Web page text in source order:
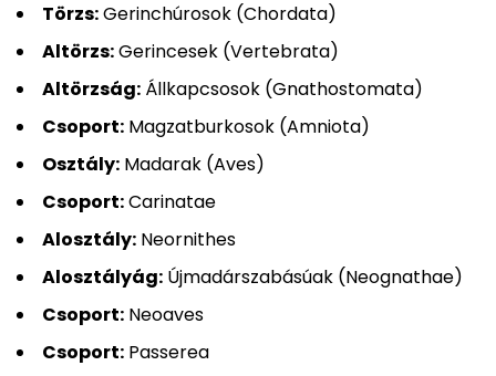
Törzs:Gerinchúrosok (Chordata)
Altörzs:Gerincesek (Vertebrata)
Altörzság: Állkapcsosok (Gnathostomata)
Csoport: Magzatburkosok (Amniota)
Osztály: Madarak (Aves)
Csoport:Carinatae
Alosztály: Neornithes
Alosztályág: Újmadárszabásúak (Neognathae)
Csoport: Neoaves
Csoport: Passerea